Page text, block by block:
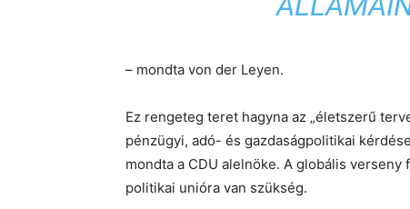
– mondta von der Leyen.
Ez rengeteg teret hagyna az „életszerű
pénzügyi, adó- és gazdaságpolitikai
mondta a CDU alelnöke. A globális
politikai unióra van szükség.